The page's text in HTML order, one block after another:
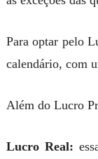
Para optar pelo
calendário, com
Além do Lucro
Lucro Real: